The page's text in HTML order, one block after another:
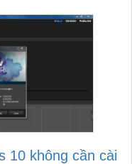
10 không cần cài